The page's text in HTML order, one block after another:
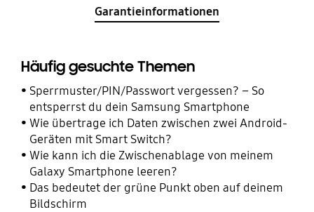
Garantieinformationen
Häufig gesuchte Themen
Sperrmuster/PIN/Passwort vergessen? – So
entsperrst du dein Samsung Smartphone
Wie übertrage ich Daten zwischen zwei Android-
Geräten mit Smart Switch?
Wie kann ich die Zwischenablage von meinem
Galaxy Smartphone leeren?
Das bedeutet der grüne Punkt oben auf deinem
Bildschirm